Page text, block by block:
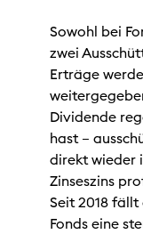
Sowohl bei
zwei
Erträge
Dividende
hast –
direkt wieder
Zinseszins
Seit 2018
Fonds eine